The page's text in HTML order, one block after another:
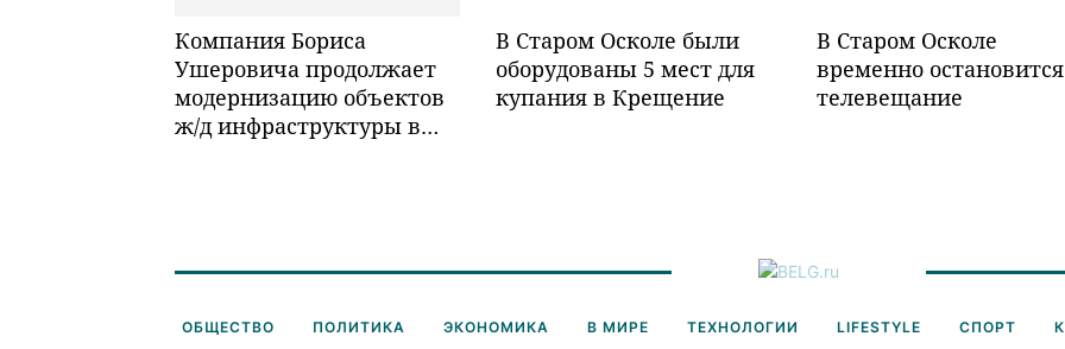
Компания Бориса
Ушеровича продолжает
модернизацию объектов
ж/д инфраструктуры в
В Старом Осколе были
оборудованы 5 мест для
купания в Крещение
В Старом Осколе
временно остановится
телевещание
ОБЩЕСТВО ПОЛИТИКА ЭКОНОМИКА В МИРЕ ТЕХНОЛОГИИ LIFESTYLE СПОРТ